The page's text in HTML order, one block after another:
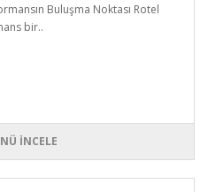
Buluşma Noktası Rotel
bir..
İNCELE